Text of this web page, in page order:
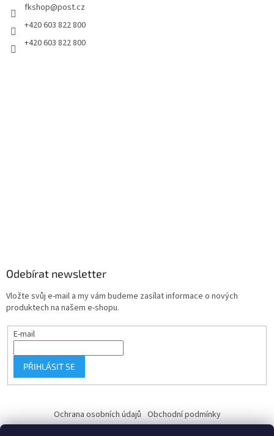
fkshop@post.cz
+420 603 822 800
+420 603 822 800
Odebírat newsletter
Vložte svůj e-mail a my vám budeme zasílat informace o nových
produktech na našem e-shopu.
E-mail
PŘIHLÁSIT SE
Ochrana osobních údajů Obchodní podmínky